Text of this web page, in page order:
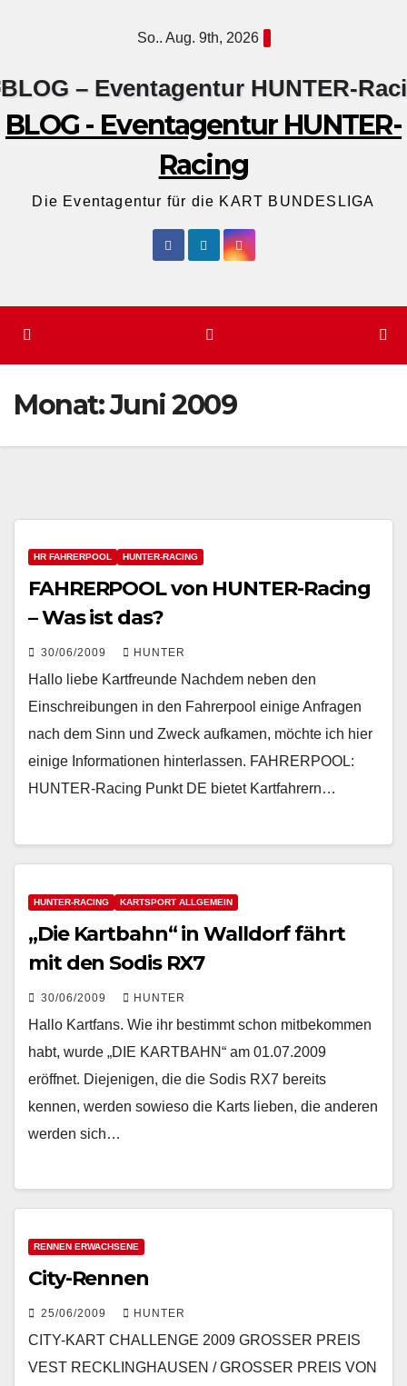
So.. Aug. 9th, 2026
BLOG - Eventagentur HUNTER-
Racing
Die Eventagentur für die KART BUNDESLIGA
Monat:Juni 2009
HR FAHRERPOOL HUNTER-RACING
FAHRERPOOL von HUNTER-Racing
– Was ist das?
30/06/2009 HUNTER
Hallo liebe Kartfreunde Nachdem neben den
Einschreibungen in den Fahrerpool einige Anfragen
nach dem Sinn und Zweck aufkamen, möchte ich hier
einige Informationen hinterlassen. FAHRERPOOL:
HUNTER-Racing Punkt DE bietet Kartfahrern…
HUNTER-RACING KARTSPORT ALLGEMEIN
„Die Kartbahn“ in Walldorf fährt
mit den Sodis RX7
30/06/2009 HUNTER
Hallo Kartfans. Wie ihr bestimmt schon mitbekommen
habt, wurde „DIE KARTBAHN“ am 01.07.2009
eröffnet. Diejenigen, die die Sodis RX7 bereits
kennen, werden sowieso die Karts lieben, die anderen
werden sich…
RENNEN ERWACHSENE
City-Rennen
25/06/2009 HUNTER
CITY-KART CHALLENGE 2009 GROSSER PREIS
VEST RECKLINGHAUSEN / GROSSER PREIS VON